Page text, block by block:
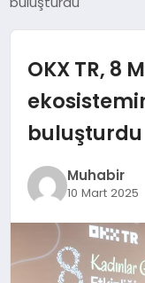
SPOR
TEKNOLOJI
MAGAZIN
EGITIM
OKX TR, 8
buluşturdu
Muhabir
10 Mart 2025